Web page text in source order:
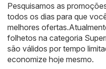
Pesquisamos as
todos os dias para que
melhores
folhetos na categoria
são válidos por tempo
economize hoje mesmo.